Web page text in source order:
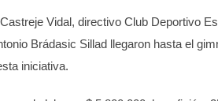
Vidal, directivo Club Deportivo
Brádasic Sillad llegaron hasta el
iniciativa.